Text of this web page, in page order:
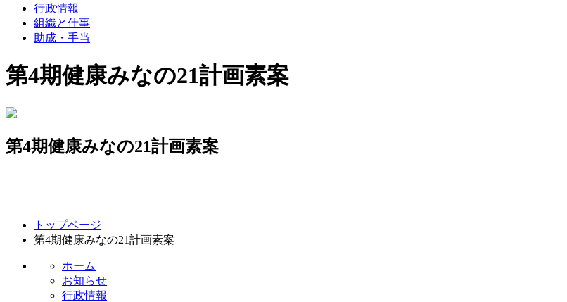
行政情報
組織と仕事
助成・手当
第4期健康みなの21計画素案
第4期健康みなの21計画素案
トップページ
第4期健康みなの21計画素案
ホーム
お知らせ
行政情報